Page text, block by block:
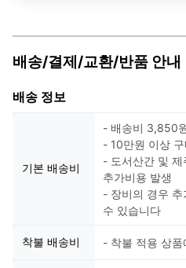
배송/결제/교환/반품 안내
배송 정보
기본 배송비
- 배송비 3,850
- 10만원 이상
- 도서산간 및 제
추가비용 발생
- 장비의 경우 추
수 있습니다
착불 배송비 - 착불 적용 상